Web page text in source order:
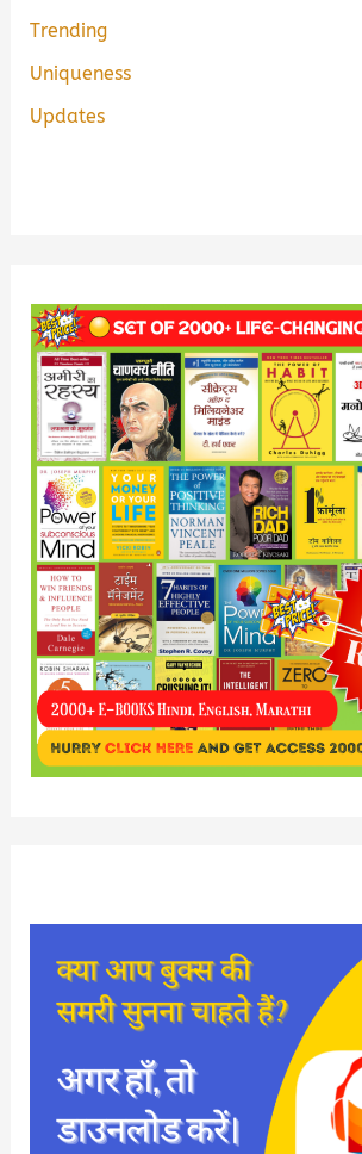
Trending
Uniqueness
Updates